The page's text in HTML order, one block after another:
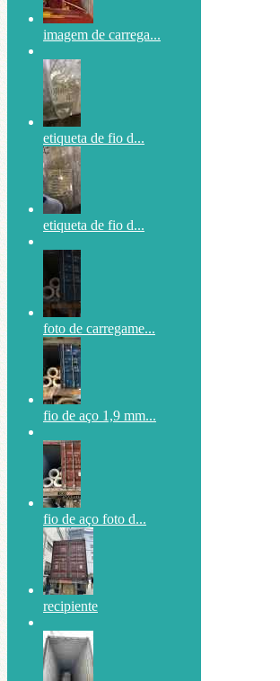
imagem de carrega...
etiqueta de fio d...
etiqueta de fio d...
foto de carregame...
fio de aço 1,9 mm...
fio de aço foto d...
recipiente